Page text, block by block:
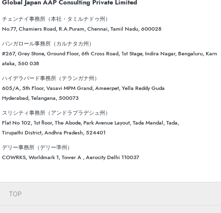
Global Japan AAP Consulting Private Limited
チェンナイ事務所（本社・タミルナドゥ州）
No.77, Chamiers Road, R.A.Puram, Chennai, Tamil Nadu, 600028
バンガロール事務所（カルナタカ州）
#267, Grey Stone, Ground Floor, 6th Cross Road, 1st Stage, Indira Nagar, Bengaluru, Karn
ataka, 560 038
ハイデラバード事務所（テランガナ州）
605/A, 5th Floor, Vasavi MPM Grand, Ameerpet, Yella Reddy Guda
Hyderabad, Telangana, 500073
スリシティ事務所（アンドラプラデシュ州）
Flat No 102, 1st floor, The Abode, Park Avenue Layout, Tada Mandal, Tada,
Tirupathi District, Andhra Pradesh, 524401
デリー事務所（デリー準州）
COWRKS, Worldmark 1, Tower A , Aerocity Delhi 110037
TOP